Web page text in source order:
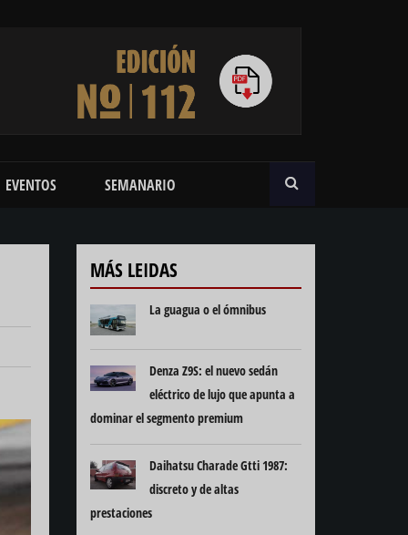
EVENTOS SEMANARIO
MÁS LEIDAS
La guagua o el ómnibus
Denza Z9S: el nuevo sedán
eléctrico de lujo que apunta a
dominar el segmento premium
Daihatsu Charade Gtti 1987:
discreto y de altas
prestaciones